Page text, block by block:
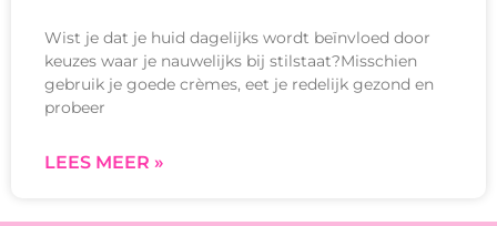
Wist je dat je huid dagelijks wordt beïnvloed door
keuzes waar je nauwelijks bij stilstaat?Misschien
gebruik je goede crèmes, eet je redelijk gezond en
probeer
LEES MEER »